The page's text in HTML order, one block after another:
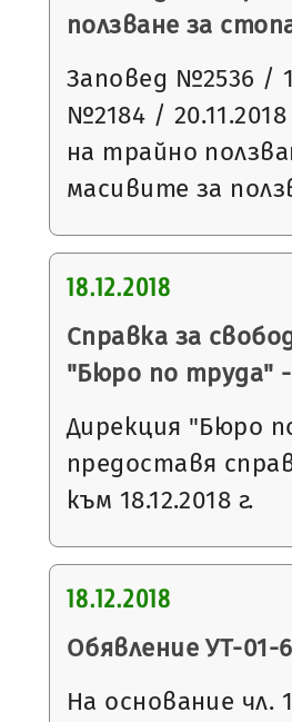
ползване за
Заповед №2536 /
№2184 /
на трайно
масивите за
18.12.2018
Справка за
"Бюро по труда"
Дирекция "Бюро
предоставя
към 18.12.2018 г.
18.12.2018
Обявление УТ-01-
На основание чл.